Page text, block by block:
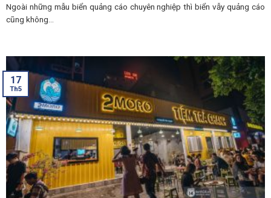
Ngoài những mẫu biển quảng cáo chuyên nghiệp thì biển vẫy quảng cáo
cũng không...
17
Th5